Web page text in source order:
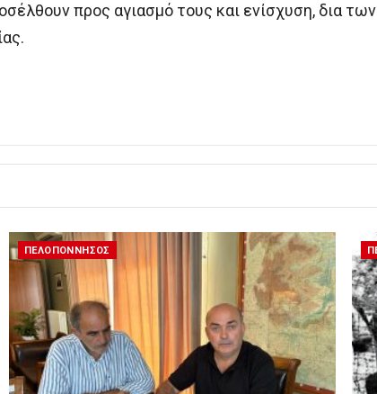
προς αγιασμό τους και ενίσχυση, δια
ΠΕΛΟΠΟΝΝΗΣΟΣ